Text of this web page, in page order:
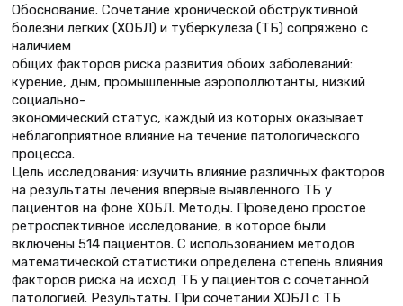
Обоснование. Сочетание хронической обструктивной
болезни легких (ХОБЛ) и туберкулеза (ТБ) сопряжено с
наличием
общих факторов риска развития обоих заболеваний:
курение, дым, промышленные аэрополлютанты, низкий
социально-
экономический статус, каждый из которых оказывает
неблагоприятное влияние на течение патологического
процесса.
Цель исследования: изучить влияние различных факторов
на результаты лечения впервые выявленного ТБ у
пациентов на фоне ХОБЛ. Методы. Проведено простое
ретроспективное исследование, в которое были
включены 514 пациентов. С использованием методов
математической статистики определена степень влияния
факторов риска на исход ТБ у пациентов с сочетанной
патологией. Результаты. При сочетании ХОБЛ с ТБ